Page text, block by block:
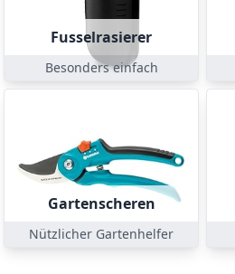
Fusselrasierer
Besonders einfach
Gartenscheren
Nützlicher Gartenhelfer